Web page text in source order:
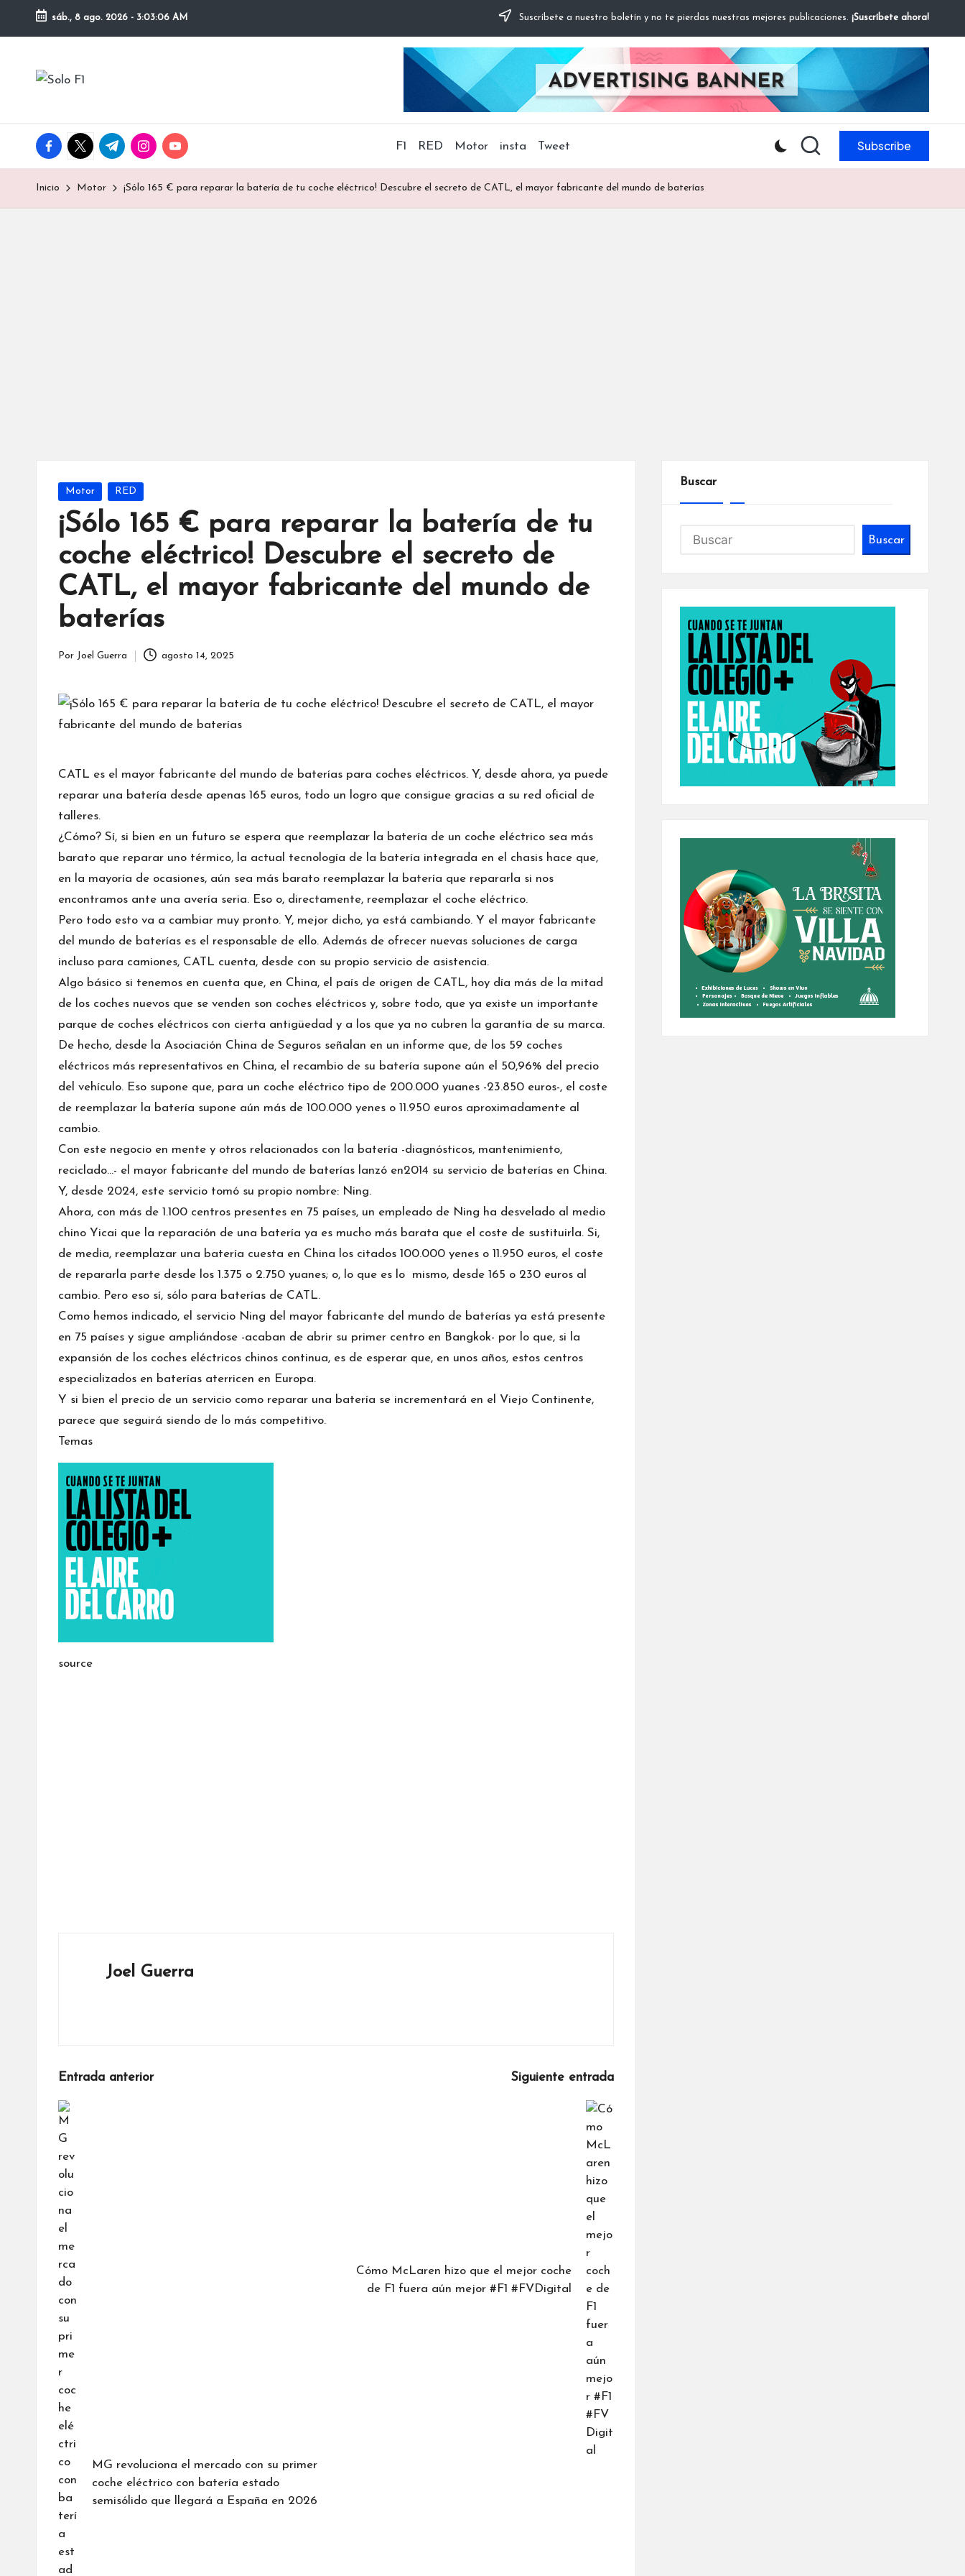
Saltar
contenido
sáb., 8 ago. 2026 - 3:03:07 AM Suscríbete a nuestro boletín y no te pierdas nuestras mejores publicaciones. ¡Suscríbete ahora!
S
l
o
F
Para
la
F1
facebook.com
twitter.com
t.me instagram.com
youtube.com F1 RED Motor insta Tweet Subscribe
Inicio Motor ¡Sólo 165 € para reparar la batería de tu coche eléctrico! Descubre el secreto de CATL, el mayor fabricante del mundo de baterías
Publicada
Motor RED
¡Sólo 165 € para reparar la batería de tu
coche eléctrico! Descubre el secreto de
CATL, el mayor fabricante del mundo de
baterías
Por Joel Guerra agosto 14, 2025
CATL es el mayor fabricante del mundo de baterías para coches eléctricos. Y, desde ahora, ya puede
reparar una batería desde apenas 165 euros, todo un logro que consigue gracias a su red oficial de
talleres.
¿Cómo? Sí, si bien en un futuro se espera que reemplazar la batería de un coche eléctrico sea más
barato que reparar uno térmico, la actual tecnología de la batería integrada en el chasis hace que,
en la mayoría de ocasiones, aún sea más barato reemplazar la batería que repararla si nos
encontramos ante una avería seria. Eso o, directamente, reemplazar el coche eléctrico.
Pero todo esto va a cambiar muy pronto. Y, mejor dicho, ya está cambiando. Y el mayor fabricante
del mundo de baterías es el responsable de ello. Además de ofrecer nuevas soluciones de carga
incluso para camiones, CATL cuenta, desde con su propio servicio de asistencia.
Algo básico si tenemos en cuenta que, en China, el país de origen de CATL, hoy día más de la mitad
de los coches nuevos que se venden son coches eléctricos y, sobre todo, que ya existe un importante
parque de coches eléctricos con cierta antigüedad y a los que ya no cubren la garantía de su marca.
De hecho, desde la Asociación China de Seguros señalan en un informe que, de los 59 coches
eléctricos más representativos en China, el recambio de su batería supone aún el 50,96% del precio
del vehículo. Eso supone que, para un coche eléctrico tipo de 200.000 yuanes -23.850 euros-, el coste
de reemplazar la batería supone aún más de 100.000 yenes o 11.950 euros aproximadamente al
cambio.
Con este negocio en mente y otros relacionados con la batería -diagnósticos, mantenimiento,
reciclado…- el mayor fabricante del mundo de baterías lanzó en2014 su servicio de baterías en China.
Y, desde 2024, este servicio tomó su propio nombre: Ning.
Ahora, con más de 1.100 centros presentes en 75 países, un empleado de Ning ha desvelado al medio
chino Yicai que la reparación de una batería ya es mucho más barata que el coste de sustituirla. Si,
de media, reemplazar una batería cuesta en China los citados 100.000 yenes o 11.950 euros, el coste
de repararla parte desde los 1.375 o 2.750 yuanes; o, lo que es lo mismo, desde 165 o 230 euros al
cambio. Pero eso sí, sólo para baterías de CATL.
Como hemos indicado, el servicio Ning del mayor fabricante del mundo de baterías ya está presente
en 75 países y sigue ampliándose -acaban de abrir su primer centro en Bangkok- por lo que, si la
expansión de los coches eléctricos chinos continua, es de esperar que, en unos años, estos centros
especializados en baterías aterricen en Europa.
Y si bien el precio de un servicio como reparar una batería se incrementará en el Viejo Continente,
parece que seguirá siendo de lo más competitivo.
Temas
source
Joel Guerra
Navegación
de
entradas
Entrada anterior
MG revoluciona el mercado con su primer
coche eléctrico con batería estado
semisólido que llegará a España en 2026
Siguiente entrada
Cómo McLaren hizo que el mejor coche
de F1 fuera aún mejor #F1 #FVDigital
Buscar
Buscar